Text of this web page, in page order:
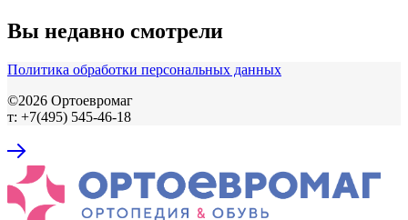
Вы недавно смотрели
Политика обработки персональных данных
©2026 Ортоевромаг
т: +7(495) 545-46-18